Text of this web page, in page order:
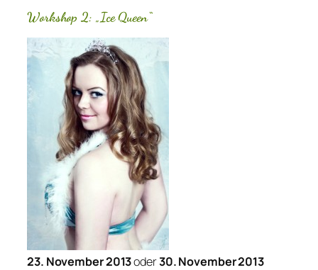
Workshop 2: „Ice Queen“
23. November 2013oder30. November 2013